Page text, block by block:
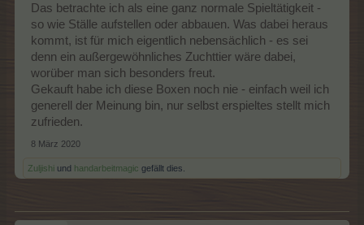
Das betrachte ich als eine ganz normale Spieltätigkeit -
so wie Ställe aufstellen oder abbauen. Was dabei heraus
kommt, ist für mich eigentlich nebensächlich - es sei
denn ein außergewöhnliches Zuchttier wäre dabei,
worüber man sich besonders freut.
Gekauft habe ich diese Boxen noch nie - einfach weil ich
generell der Meinung bin, nur selbst erspieltes stellt mich
zufrieden.
8 März 2020
Zuljishi und handarbeitmagic gefällt dies.